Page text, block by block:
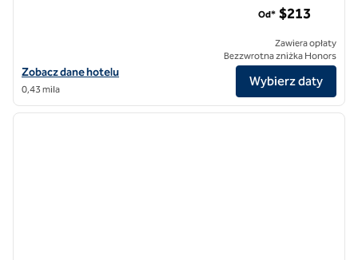
Zobacz szczegóły hotelu Hilton Midtown w Nowym Jorku
Zobacz dane hotelu
0,43 mila
Od* $213
Zawiera opłaty
Bezzwrotna zniżka Honors
Wybierz daty
1/5
1 z 5